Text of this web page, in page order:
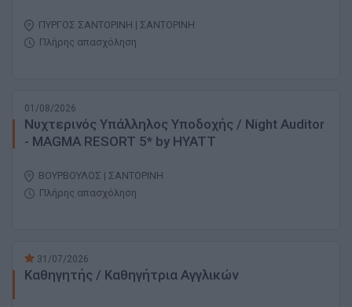
ΠΥΡΓΟΣ ΣΑΝΤΟΡΙΝΗ | ΣΑΝΤΟΡΙΝΗ
Πλήρης απασχόληση
01/08/2026
Νυχτερινός Υπάλληλος Υποδοχής / Night Auditor
- MAGMA RESORT 5* by HYATT
ΒΟΥΡΒΟΥΛΟΣ | ΣΑΝΤΟΡΙΝΗ
Πλήρης απασχόληση
31/07/2026
Καθηγητής / Καθηγήτρια Αγγλικών